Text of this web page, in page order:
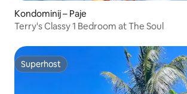
Kondominij – Paje
Terry's Classy 1 Bedroom at The Soul
Superhost
Superhost